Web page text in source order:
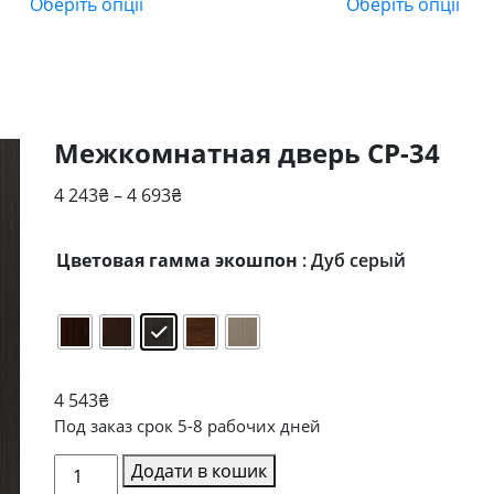
Межкомнатная дверь CP-34
4 243₴–4 693₴Діапазон
4
4
Цветовая гамма экошпон : Дуб серый
4 543₴
Под заказ срок 5-8 рабочих дней
МежкомнатнаяДодати в кошик